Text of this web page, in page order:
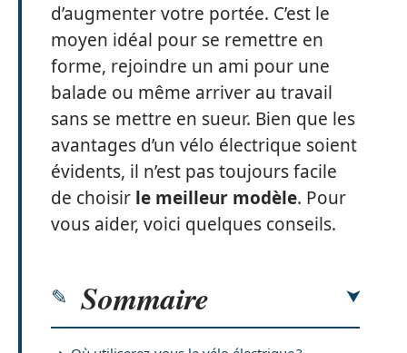
d’augmenter votre portée. C’est le
moyen idéal pour se remettre en
forme, rejoindre un ami pour une
balade ou même arriver au travail
sans se mettre en sueur. Bien que les
avantages d’un vélo électrique soient
évidents, il n’est pas toujours facile
de choisir le meilleur modèle. Pour
vous aider, voici quelques conseils.
Sommaire